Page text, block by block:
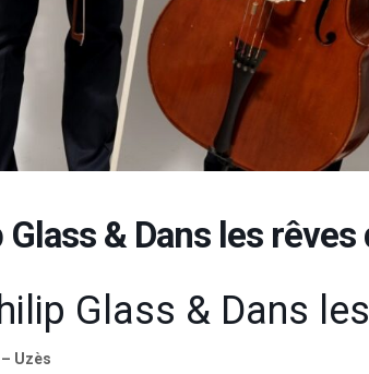
& Dans les
Glass & Dans
Uzès